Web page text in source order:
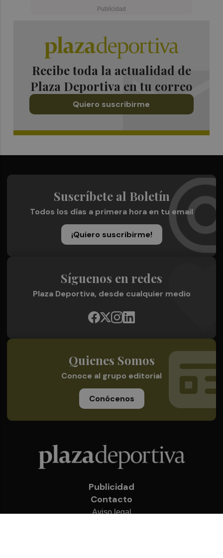
Recibe toda la actualidad de
Plaza Deportiva en tu correo
Quiero suscribirme
Suscríbete al Boletín
Todos los días a primera hora en tu email
¡Quiero suscribirme!
Síguenos en redes
Plaza Deportiva, desde cualquier medio
Quienes Somos
Conoce al grupo editorial
Conócenos
Publicidad
Contacto
Aviso legal